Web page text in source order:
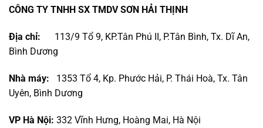
CÔNG TY TNHH SX TMDV SƠN HẢI THỊNH
Địa chỉ: 113/9 Tổ 9, KP.Tân Phú II, P.Tân Bình, Tx. Dĩ An,
Bình Dương
Nhà máy: 1353 Tổ 4, Kp. Phước Hải, P. Thái Hoà, Tx. Tân
Uyên, Bình Dương
VP Hà Nội: 332 Vĩnh Hưng, Hoàng Mai, Hà Nội